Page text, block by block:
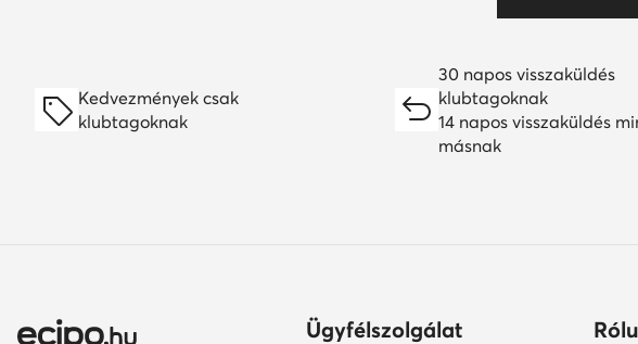
Kedvezmények csak
klubtagoknak
30 napos visszaküldés
klubtagoknak
14 napos visszaküldés
másnak
Ügyfélszolgálat